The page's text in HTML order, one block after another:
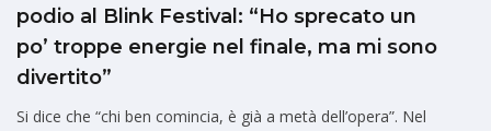
podio al Blink Festival: “Ho sprecato un
po’ troppe energie nel finale, ma mi sono
divertito”
Si dice che “chi ben comincia, è già a metà dell’opera”. Nel